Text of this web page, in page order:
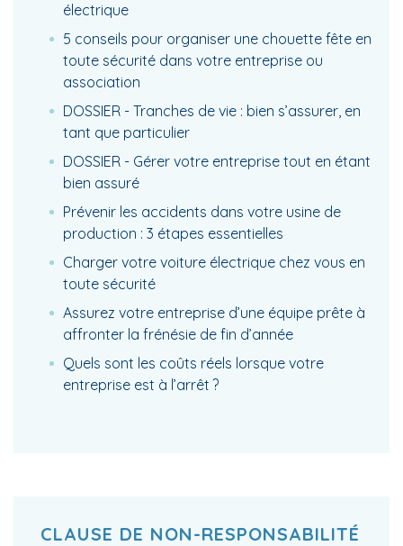
électrique
5 conseils pour organiser une chouette fête en
toute sécurité dans votre entreprise ou
association
DOSSIER - Tranches de vie : bien s’assurer, en
tant que particulier
DOSSIER - Gérer votre entreprise tout en étant
bien assuré
Prévenir les accidents dans votre usine de
production : 3 étapes essentielles
Charger votre voiture électrique chez vous en
toute sécurité
Assurez votre entreprise d’une équipe prête à
affronter la frénésie de fin d’année
Quels sont les coûts réels lorsque votre
entreprise est à l’arrêt ?
CLAUSE DE NON-RESPONSABILITÉ